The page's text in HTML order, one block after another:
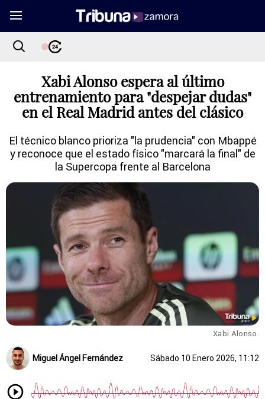
Xabi Alonso espera al último
entrenamiento para "despejar dudas"
en el Real Madrid antes del clásico
El técnico blanco prioriza "la prudencia" con Mbappé
y reconoce que el estado físico "marcará la final" de
la Supercopa frente al Barcelona
Xabi Alonso.
Miguel Ángel Fernández Sábado 10 Enero 2026, 11:12